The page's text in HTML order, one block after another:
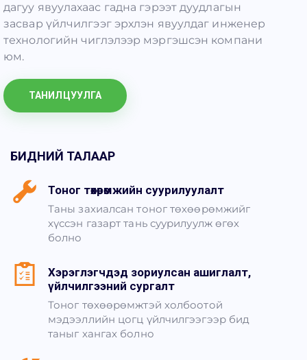
дагуу явуулахаас гадна гэрээт дуудлагын
засвар үйлчилгээг эрхлэн явуулдаг инженер
технологийн чиглэлээр мэргэшсэн компани
юм.
ТАНИЛЦУУЛГА
БИДНИЙ ТАЛААР
Тоног төхөөрөмжийн суурилуулалт
Таны захиалсан тоног төхөөрөмжийг
хүссэн газарт тань суурилуулж өгөх
болно
Хэрэглэгчдэд зориулсан ашиглалт,
үйлчилгээний сургалт
Тоног төхөөрөмжтэй холбоотой
мэдээллийн цогц үйлчилгээгээр бид
таныг хангах болно